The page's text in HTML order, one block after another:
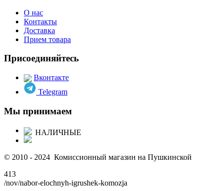
О нас
Контакты
Доставка
Прием товара
Присоединяйтесь
Вконтакте
Telegram
Мы принимаем
НАЛИЧНЫЕ
© 2010 - 2024 Комиссионный магазин на Пушкинской
413
/nov/nabor-elochnyh-igrushek-komozja